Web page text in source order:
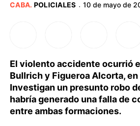
CABA. POLICIALES · 10 de mayo de
El violento accidente ocurrió
Bullrich y Figueroa Alcorta, en
Investigan un presunto robo
habría generado una falla de
entre ambas formaciones.